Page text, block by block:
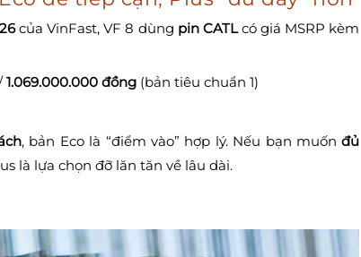
của VinFast, VF 8 dùng pin CATLcó giá MSRP kèm
1.069.000.000 đồng (bản tiêu chuẩn 1)
, bản Eco là “điểm vào” hợp lý. Nếu bạn muốnđủ
là lựa chọn đỡ lăn tăn về lâu dài.